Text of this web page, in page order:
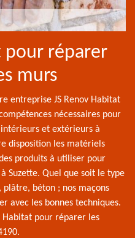
pour réparer
murs
entreprise JS Renov Habitat
nécessaires pour
et extérieurs à
disposition les matériels
produits à utiliser pour
Suzette. Quel que soit le type
plâtre, béton ; nos maçons
avec les bonnes techniques.
Habitat pour réparer les